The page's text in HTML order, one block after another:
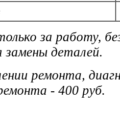
за работу,
замены деталей.
ремонта,
- 400 руб.